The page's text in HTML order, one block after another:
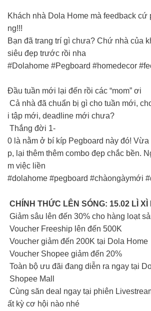
Khách nhà Dola Home mà feedback
ng!!!
Bạn đã trang trí gì chưa? Chứ nhà của
siêu đẹp trước rồi nha
#Dolahome #Pegboard #homedecor
Đầu tuần mới lại đến rồi các “mom” ơi
Cả nhà đã chuẩn bị gì cho tuần mới,
i tập mới, deadline mới chưa?
Thắng đời 1-
0 là nằm ở bí kíp Pegboard này đó! Vừa
p, lại thêm thêm combo đẹp chắc bền.
m việc liền
#dolahome #pegboard #chàongàymới
CHÍNH THỨC LÊN SÓNG: 15.02 LÌ XÌ
Giảm sâu lên đến 30% cho hàng loạt
Voucher Freeship lên đến 500K
Voucher giảm đến 200K tại Dola Home
Voucher Shopee giảm đến 20%
Toàn bộ ưu đãi đang diễn ra ngay tại
Shopee Mall
Cùng săn deal ngay tại phiên
ất kỳ cơ hội nào nhé